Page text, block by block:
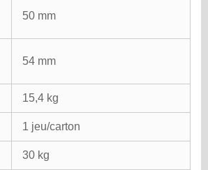
50 mm
54 mm
15,4 kg
1 jeu/carton
30 kg